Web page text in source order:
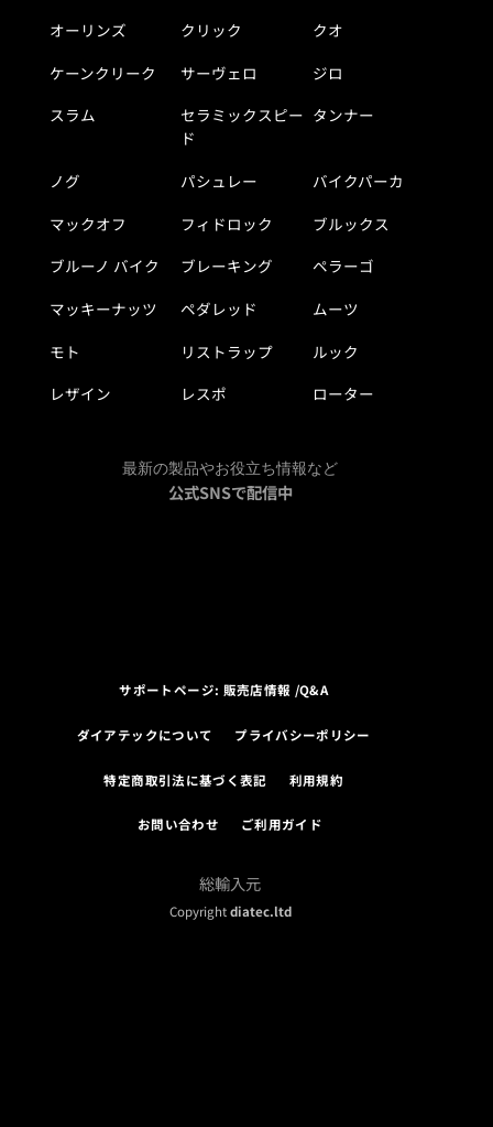
オーリンズ クリック
クオ
ケーンクリーク
サーヴェロ
ジロ
スラム
セラミックスピー
ド
タンナー
ノグ パシュレー
バイクパーカ
マックオフ
フィドロック
ブルックス
ブルーノ バイク
ブレーキング
ペラーゴ
マッキーナッツ
ペダレッド
ムーツ
モト
リストラップ
ルック
レザイン
レスポ ローター
最新の製品やお役立ち情報など
公式SNSで配信中
サポートページ: 販売店情報 /Q&A
ダイアテックについて プライバシーポリシー
特定商取引法に基づく表記 利用規約
お問い合わせ ご利用ガイド
総輸入元
Copyrightdiatec.ltd